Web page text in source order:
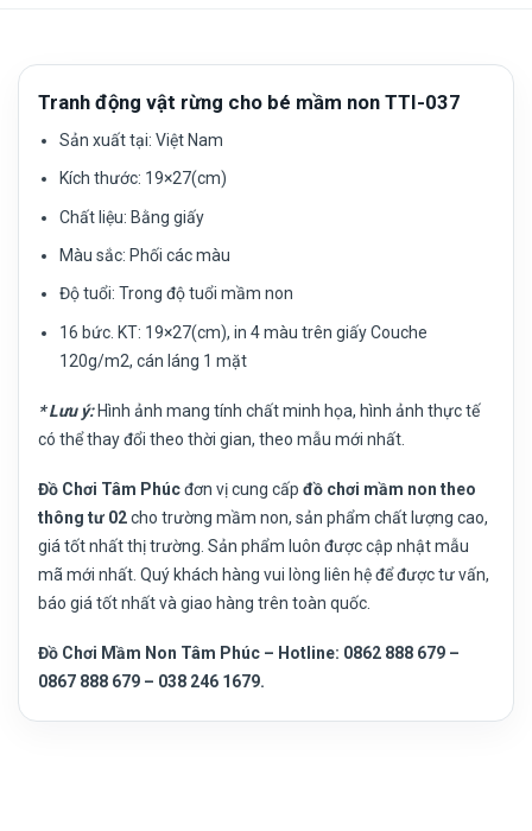
Tranh động vật rừng cho bé mầm non TTI-037
Sản xuất tại: Việt Nam
Kích thước: 19×27(cm)
Chất liệu: Bằng giấy
Màu sắc: Phối các màu
Độ tuổi: Trong độ tuổi mầm non
16 bức. KT: 19×27(cm), in 4 màu trên giấy Couche
120g/m2, cán láng 1 mặt
* Lưu ý:Hình ảnh mang tính chất minh họa, hình ảnh thực tế
có thể thay đổi theo thời gian, theo mẫu mới nhất.
Đồ Chơi Tâm Phúcđơn vị cung cấp đồ chơi mầm non theo
thông tư 02cho trường mầm non, sản phẩm chất lượng cao,
giá tốt nhất thị trường. Sản phẩm luôn được cập nhật mẫu
mã mới nhất. Quý khách hàng vui lòng liên hệ để được tư vấn,
báo giá tốt nhất và giao hàng trên toàn quốc.
Đồ Chơi Mầm Non Tâm Phúc – Hotline: 0862 888 679 –
0867 888 679 – 038 246 1679.